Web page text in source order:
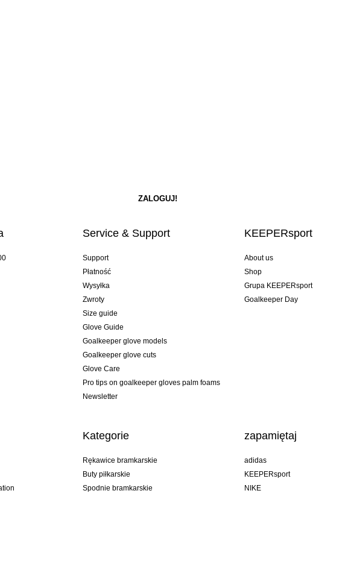
Service & Support
Support
Płatność
Wysyłka
Zwroty
Size guide
Glove Guide
Goalkeeper glove models
Goalkeeper glove cuts
Glove Care
Pro tips on goalkeeper gloves palm foams
Newsletter
KEEPERsport
About us
Shop
Grupa KEEPERsport
Goalkeeper Day
Kategorie
Rękawice bramkarskie
Buty piłkarskie
Spodnie bramkarskie
zapamiętaj
adidas
KEEPERsport
NIKE